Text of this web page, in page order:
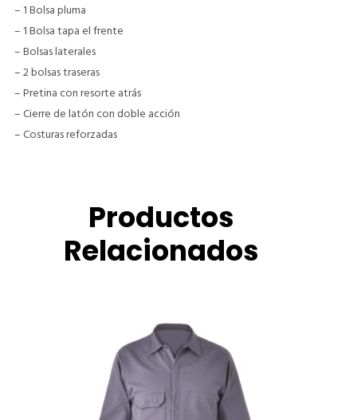
– 1 Bolsa pluma
– 1 Bolsa tapa el frente
– Bolsas laterales
– 2 bolsas traseras
– Pretina con resorte atrás
– Cierre de latón con doble acción
– Costuras reforzadas
Productos
Relacionados